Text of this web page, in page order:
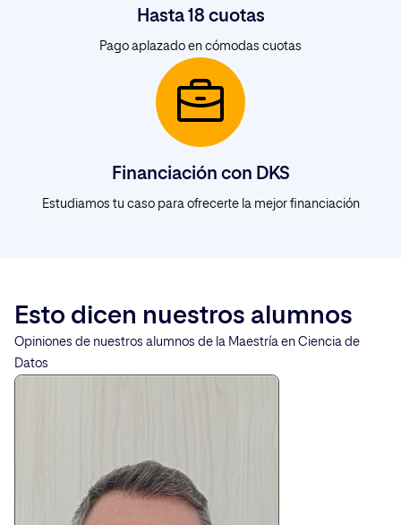
Hasta 18 cuotas
Pago aplazado en cómodas cuotas
Financiación con DKS
Estudiamos tu caso para ofrecerte la mejor financiación
Esto dicen nuestros alumnos
Opiniones de nuestros alumnos de la Maestría en Ciencia de
Datos